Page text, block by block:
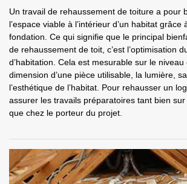
Un travail de rehaussement de toiture a pour
l’espace viable à l’intérieur d’un habitat grâce
fondation. Ce qui signifie que le principal
de rehaussement de toit, c’est l’optimisation
d’habitation. Cela est mesurable sur le niveau
dimension d’une pièce utilisable, la lumière,
l’esthétique de l’habitat. Pour rehausser un
assurer les travails préparatoires tant bien
que chez le porteur du projet.